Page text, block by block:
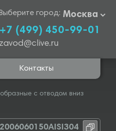
Выберите город: Москва
+7 (499) 450-99-01
zavod@clive.ru
Контакты
с отводом вниз